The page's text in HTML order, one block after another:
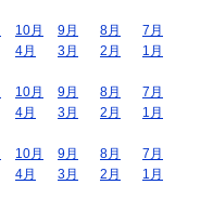
10月 9月 8月
7月
4月 3月 2月
1月
10月 9月 8月
7月
4月 3月 2月
1月
10月 9月 8月
7月
4月 3月 2月
1月